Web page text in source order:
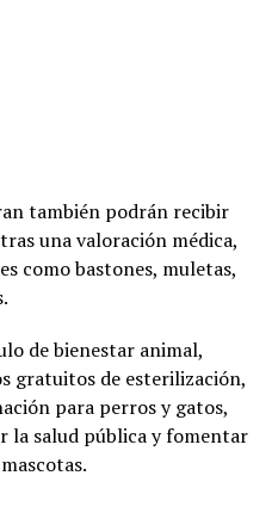
también podrán recibir
una valoración médica,
como bastones, muletas,
de bienestar animal,
gratuitos de esterilización,
para perros y gatos,
la salud pública y fomentar